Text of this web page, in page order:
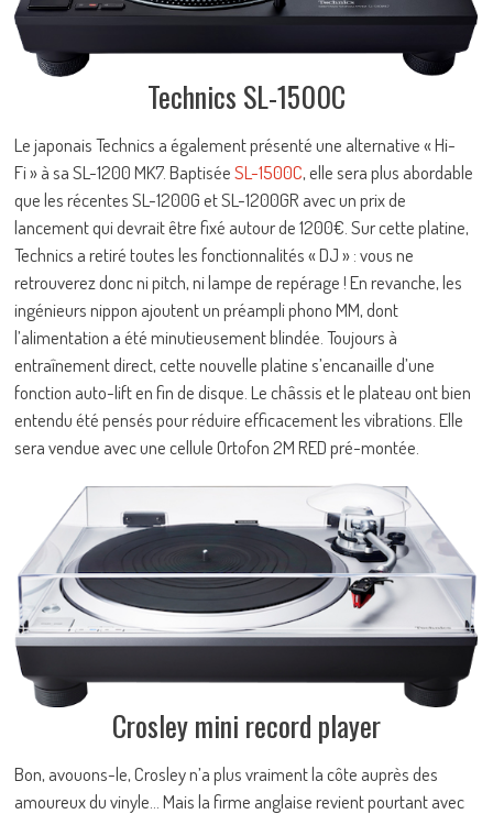
Technics SL-1500C
Le japonais Technics a également présenté une alternative « Hi-
Fi » à sa SL-1200 MK7. BaptiséeSL-1500C, elle sera plus abordable
que les récentes SL-1200G et SL-1200GR avec un prix de
lancement qui devrait être fixé autour de 1200€. Sur cette platine,
Technics a retiré toutes les fonctionnalités « DJ » : vous ne
retrouverez donc ni pitch, ni lampe de repérage ! En revanche, les
ingénieurs nippon ajoutent un préampli phono MM, dont
l’alimentation a été minutieusement blindée. Toujours à
entraînement direct, cette nouvelle platine s’encanaille d’une
fonction auto-lift en fin de disque. Le châssis et le plateau ont bien
entendu été pensés pour réduire efficacement les vibrations. Elle
sera vendue avec une cellule Ortofon 2M RED pré-montée.
Crosley mini record player
Bon, avouons-le, Crosley n’a plus vraiment la côte auprès des
amoureux du vinyle… Mais la firme anglaise revient pourtant avec